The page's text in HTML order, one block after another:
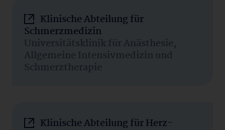
Klinische Abteilung für
Schmerzmedizin
Universitätsklinik für Anästhesie,
Allgemeine Intensivmedizin und
Schmerztherapie
Klinische Abteilung für Herz-